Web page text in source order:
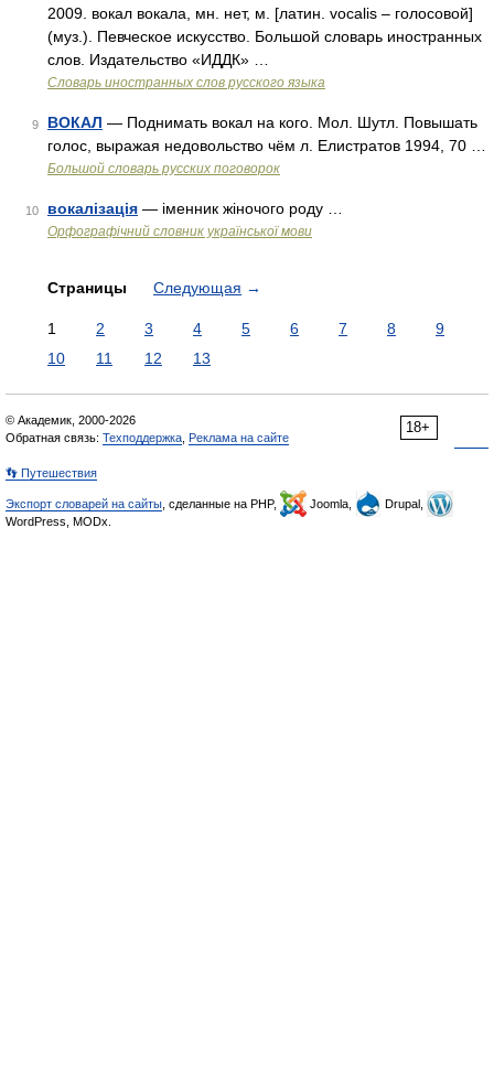
2009. вокал вокала, мн. нет, м. [латин. vocalis – голосовой]
(муз.). Певческое искусство. Большой словарь иностранных
слов. Издательство «ИДДК» …
Словарь иностранных слов русского языка
9 ВОКАЛ — Поднимать вокал на кого. Мол. Шутл. Повышать
голос, выражая недовольство чём л. Елистратов 1994, 70 …
Большой словарь русских поговорок
10 вокалізація — іменник жіночого роду …
Орфографічний словник української мови
Страницы Следующая →
1 2 3 4 5 6 7 8
9
10
11 12 13
18+
© Академик, 2000-2026
Обратная связь: Техподдержка Реклама на сайте
👣 Путешествия
Экспорт словарей на сайты , сделанные на PHP, Joomla,
Drupal,
WordPress, MODx.